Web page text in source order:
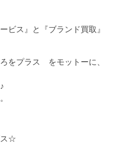
ビス』と『ブランド買取』
をプラス をモットーに、
ス☆